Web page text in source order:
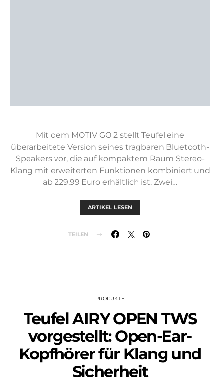
Mit dem MOTIV GO 2 stellt Teufel eine
überarbeitete Version seines tragbaren Bluetooth-
Speakers vor, die auf kompaktem Raum Stereo-
Klang mit erweiterten Funktionen kombiniert und
ab 229,99 Euro erhältlich ist. Zwei…
ARTIKEL LESEN
TEILEN
PRODUKTE
Teufel AIRY OPEN TWS
vorgestellt: Open-Ear-
Kopfhörer für Klang und
Sicherheit